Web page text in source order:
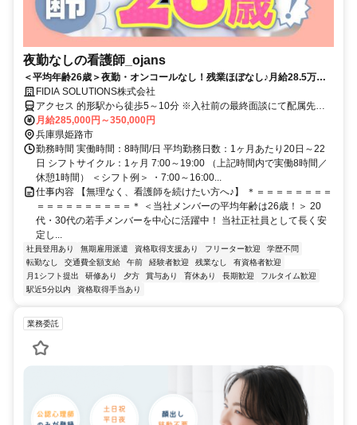
夜勤なしの看護師_ojans
＜平均年齢26歳＞夜勤・オンコールなし！残業ほぼなし♪月給28.5万円
～・昇給年2回・賞与年2回★初年度は賞与年3回★20代・30代の若手メ
ンバーが中心に活躍中！当社正社員として安定して働ける好環境◎
FIDIA SOLUTIONS株式会社
アクセス 的形駅から徒歩5～10分 ※入社前の最終面談にて配属先を
決定致します。
月給285,000円～350,000円
兵庫県姫路市
勤務時間 実働時間：8時間/日 平均勤務日数：1ヶ月あたり20日～22
日 シフトサイクル：1ヶ月 7:00～19:00 （上記時間内で実働8時間／
休憩1時間） ＜シフト例＞ ・7:00～16:00...
仕事内容 【無理なく、看護師を続けたい方へ♪】 ＊＝＝＝＝＝＝＝＝
＝＝＝＝＝＝＝＝＝＝＊ ＜当社メンバーの平均年齢は26歳！＞ 20
代・30代の若手メンバーを中心に活躍中！ 当社正社員として長く安
定し...
社員登用あり 無期雇用派遣 資格取得支援あり フリーター歓迎
学歴不問
転勤なし
交通費全額支給 午前 経験者歓迎 残業なし
有資格者歓迎
月1シフト提出
研修あり 夕方 賞与あり 育休あり 長期歓迎
フルタイム歓迎
駅近5分以内
資格取得手当あり
業務委託